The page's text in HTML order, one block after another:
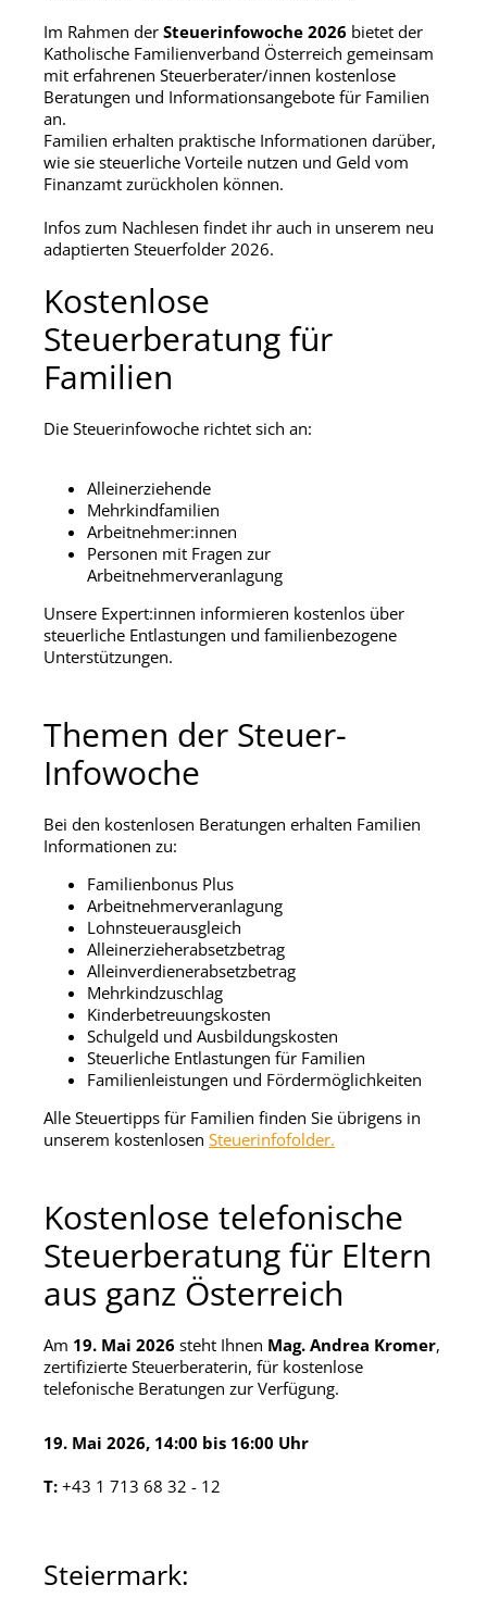
Im Rahmen der Steuerinfowoche 2026 bietet der
Katholische Familienverband Österreich gemeinsam
mit erfahrenen Steuerberater/innen kostenlose
Beratungen und Informationsangebote für Familien
an.
Familien erhalten praktische Informationen darüber,
wie sie steuerliche Vorteile nutzen und Geld vom
Finanzamt zurückholen können.
Infos zum Nachlesen findet ihr auch in unserem neu
adaptierten Steuerfolder 2026.
Kostenlose
Steuerberatung für
Familien
Die Steuerinfowoche richtet sich an:
Alleinerziehende
Mehrkindfamilien
Arbeitnehmer:innen
Personen mit Fragen zur
Arbeitnehmerveranlagung
Unsere Expert:innen informieren kostenlos über
steuerliche Entlastungen und familienbezogene
Unterstützungen.
Themen der Steuer-
Infowoche
Bei den kostenlosen Beratungen erhalten Familien
Informationen zu:
Familienbonus Plus
Arbeitnehmerveranlagung
Lohnsteuerausgleich
Alleinerzieherabsetzbetrag
Alleinverdienerabsetzbetrag
Mehrkindzuschlag
Kinderbetreuungskosten
Schulgeld und Ausbildungskosten
Steuerliche Entlastungen für Familien
Familienleistungen und Fördermöglichkeiten
Alle Steuertipps für Familien finden Sie übrigens in
unserem kostenlosen Steuerinfofolder.
Kostenlose telefonische
Steuerberatung für Eltern
aus ganz Österreich
Am 19. Mai 2026 steht Ihnen Mag. Andrea Kromer,
zertifizierte Steuerberaterin, für kostenlose
telefonische Beratungen zur Verfügung.
19. Mai 2026, 14:00 bis 16:00 Uhr
T: +43 1 713 68 32 - 12
Steiermark: